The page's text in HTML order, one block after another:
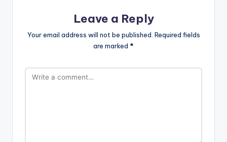
Leave a Reply
Your email address will not be published. Required fields
are marked *